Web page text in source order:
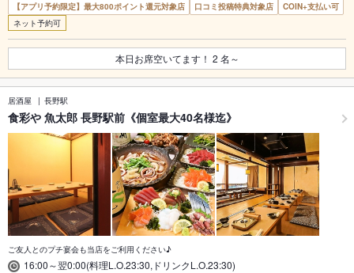
【アプリ予約限定】最大800ポイント還元対象店 口コミ投稿特典対象店
COIN+支払い可
ネット予約可
本日お席空いてます！ 2 名～
居酒屋 長野駅
食彩や 魚太郎 長野駅前《個室最大40名様迄》
ご友人とのプチ宴会も当店をご利用ください♪
16:00～翌0:00(料理L.O.23:30,ドリンクL.O.23:30)